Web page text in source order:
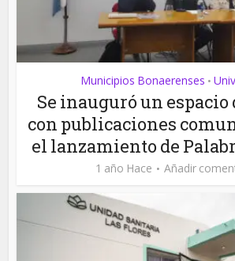
Municipios Bonaerenses •
Se inauguró un espacio
con publicaciones
el lanzamiento de
1 año Hace Añadir